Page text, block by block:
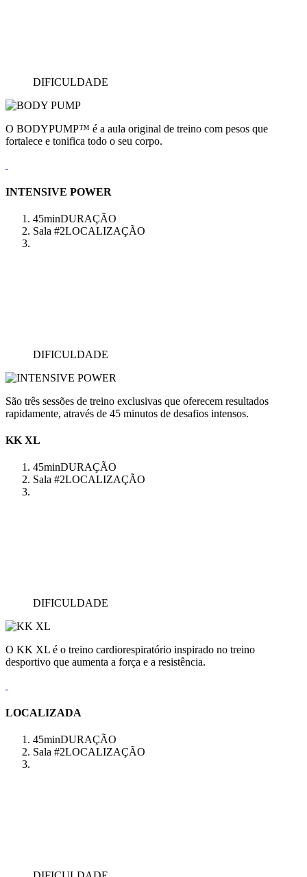
DIFICULDADE
O BODYPUMP™ é a aula original de treino com pesos que
fortalece e tonifica todo o seu corpo.
INTENSIVE POWER
45minDURAÇÃO
Sala #2LOCALIZAÇÃO
DIFICULDADE
São três sessões de treino exclusivas que oferecem resultados
rapidamente, através de 45 minutos de desafios intensos.
KK XL
45minDURAÇÃO
Sala #2LOCALIZAÇÃO
DIFICULDADE
O KK XL é o treino cardiorespiratório inspirado no treino
desportivo que aumenta a força e a resistência.
LOCALIZADA
45minDURAÇÃO
Sala #2LOCALIZAÇÃO